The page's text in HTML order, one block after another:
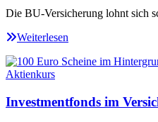
Die BU-Versicherung lohnt sich
Weiterlesen
Investmentfonds im